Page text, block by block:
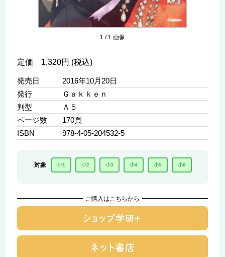
1 / 1 画像
定価 1,320円 (税込)
発売日
2016年10月20日
発行
Ｇａｋｋｅｎ
判型
Ａ５
ページ数
170頁
ISBN
978-4-05-204532-5
対象 小1 小2 小3 小4 小5 小6
ご購入はこちらから